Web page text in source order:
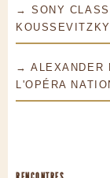
→ SONY
→ ALEXANDER
L'OPÉRA